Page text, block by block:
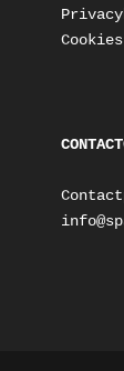
Cookies